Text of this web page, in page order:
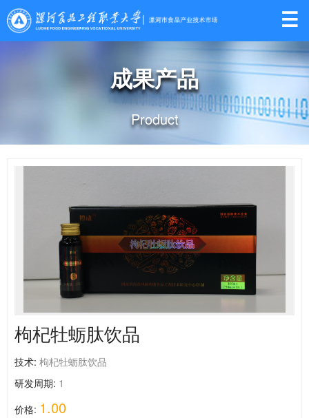

成果产品
Product
枸杞牡蛎肽饮品
技术: 枸杞牡蛎肽饮品
研发周期: 1
价格: 1.00